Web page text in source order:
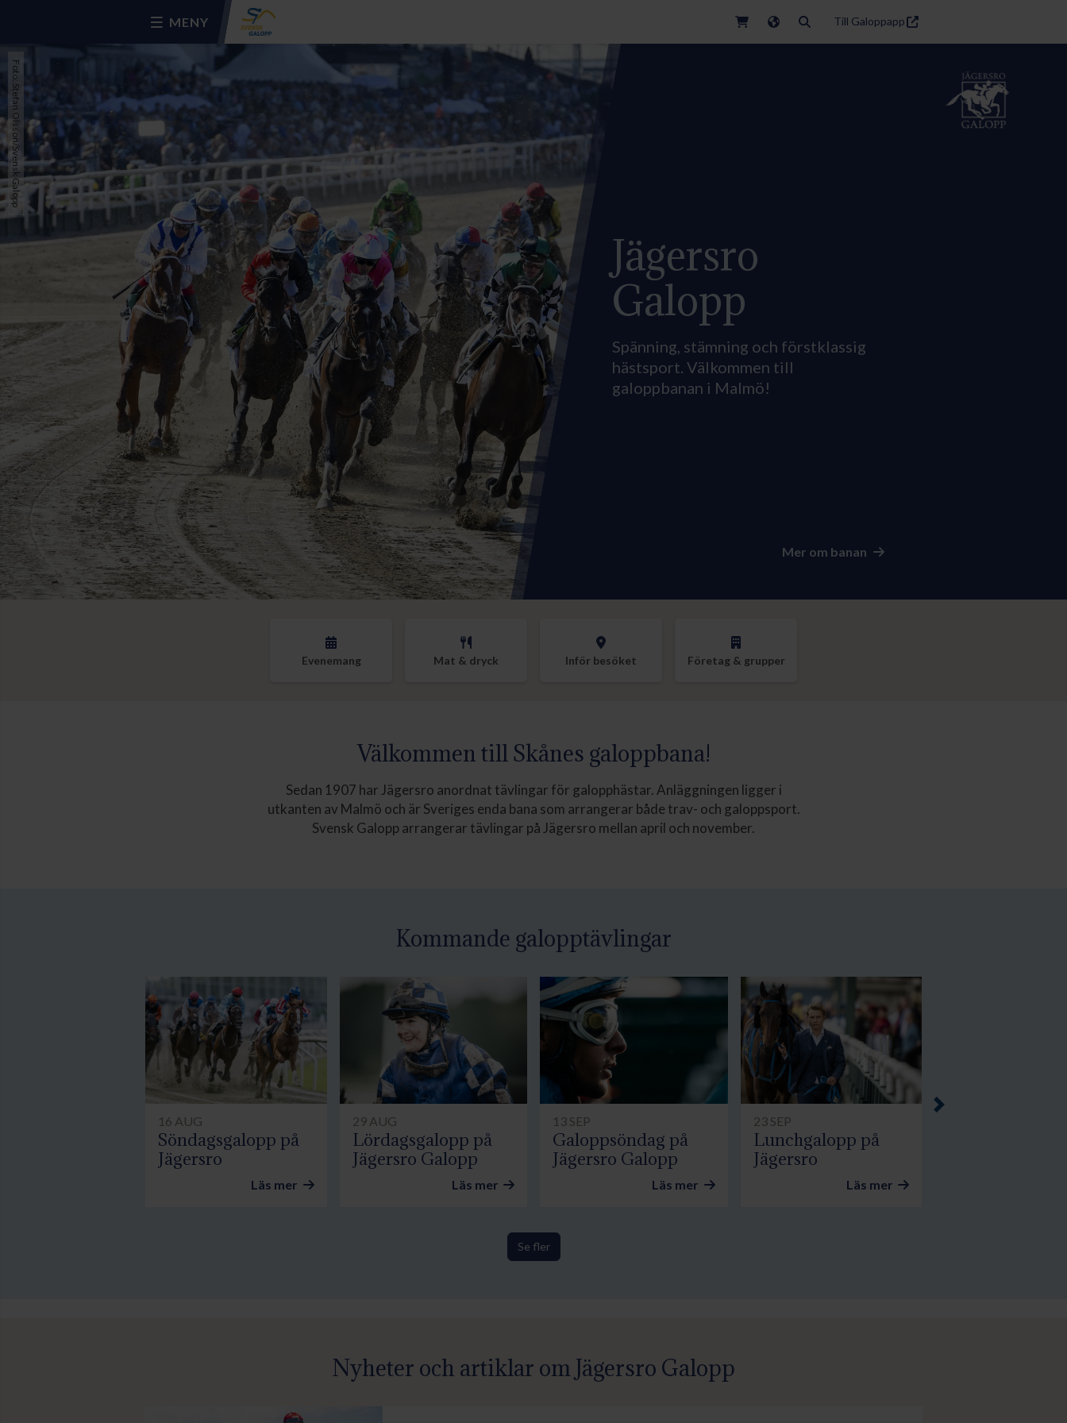
MENY Till Galoppapp
Foto: Stefan Olsson/Svensk Galopp
Jägersro
Galopp
Spänning, stämning och förstklassig
hästsport. Välkommen till
galoppbanan i Malmö!
Mer om banan
Evenemang Mat & dryck Inför besöket Företag & grupper
Välkommen till Skånes galoppbana!
Sedan 1907 har Jägersro anordnat tävlingar för galopphästar. Anläggningen ligger i
utkanten av Malmö och är Sveriges enda bana som arrangerar både trav- och galoppsport.
Svensk Galopp arrangerar tävlingar på Jägersro mellan april och november.
Kommande galopptävlingar
16 AUG
Söndagsgalopp på
Jägersro
Läs mer
29 AUG
Lördagsgalopp på
Jägersro Galopp
Läs mer
13 SEP
Galoppsöndag på
Jägersro Galopp
Läs mer
23 SEP
Lunchgalopp på
Jägersro
Läs mer
Se fler
Nyheter och artiklar om Jägersro Galopp